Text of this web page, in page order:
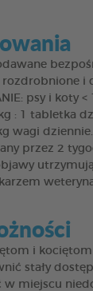
i
psy i koty
: 1 tabletka
wagi
przez 2
i
stały
w miejscu